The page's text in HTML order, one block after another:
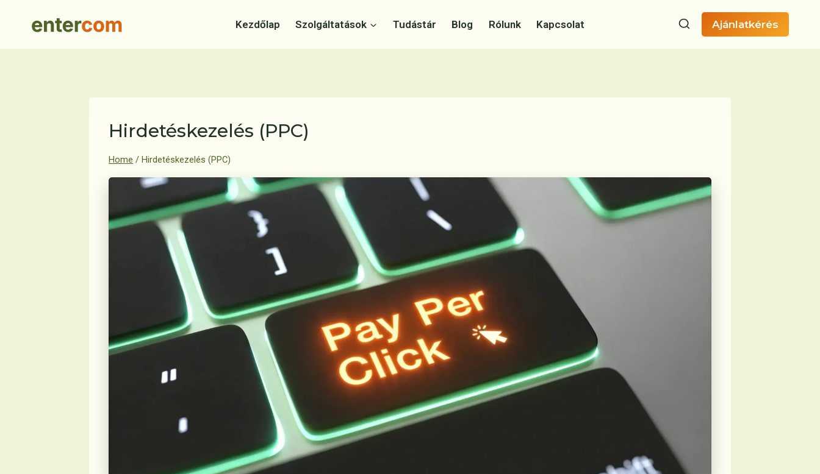
Kezdőlap Szolgáltatások Tudástár Blog Rólunk Kapcsolat Ajánlatkérés
Hirdetéskezelés (PPC)
Home / Hirdetéskezelés (PPC)